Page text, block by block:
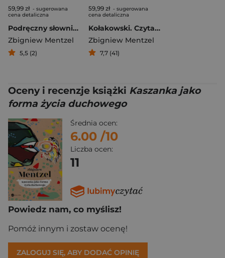
59,99 zł - sugerowana
cena detaliczna
Podręczny słownik przyjaciół i nieprzyjaciół Leszka Kołakowskiego
Zbigniew Mentzel
5,5 (2)
59,99 zł - sugerowana
cena detaliczna
Kołakowski. Czytanie świata. Biografia
Zbigniew Mentzel
7,7 (41)
Oceny i recenzje książki Kaszanka jako
forma życia duchowego
Średnia ocen:
6.00 /10
Liczba ocen:
11
Powiedz nam, co myślisz!
Pomóż innym i zostaw ocenę!
ZALOGUJ SIĘ, ABY DODAĆ OPINIĘ